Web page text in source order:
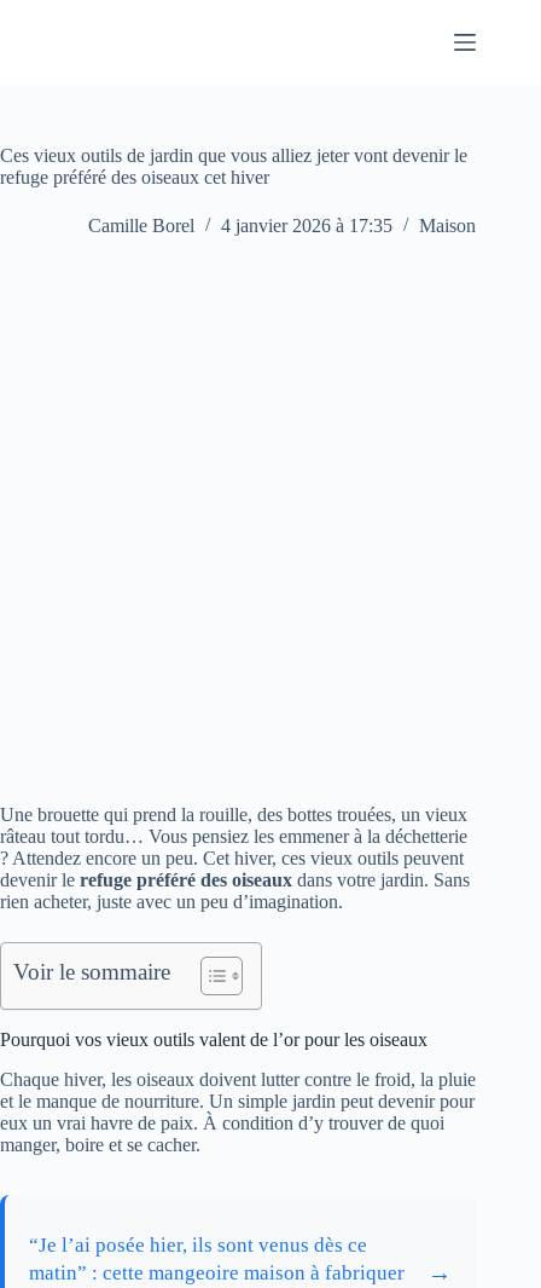
Ces vieux outils de jardin que vous alliez jeter vont devenir le
refuge préféré des oiseaux cet hiver
Camille Borel 4 janvier 2026 à 17:35 Maison
Une brouette qui prend la rouille, des bottes trouées, un vieux
râteau tout tordu… Vous pensiez les emmener à la déchetterie
? Attendez encore un peu. Cet hiver, ces vieux outils peuvent
devenir le refuge préféré des oiseaux dans votre jardin. Sans
rien acheter, juste avec un peu d’imagination.
Voir le sommaire
Pourquoi vos vieux outils valent de l’or pour les oiseaux
Chaque hiver, les oiseaux doivent lutter contre le froid, la pluie
et le manque de nourriture. Un simple jardin peut devenir pour
eux un vrai havre de paix. À condition d’y trouver de quoi
manger, boire et se cacher.
“Je l’ai posée hier, ils sont venus dès ce
matin” : cette mangeoire maison à fabriquer
→